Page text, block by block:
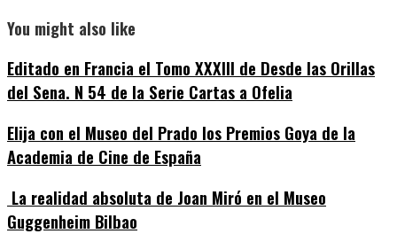
You might also like
Editado en Francia el Tomo XXXIII de Desde las Orillas
del Sena. N 54 de la Serie Cartas a Ofelia
Elija con el Museo del Prado los Premios Goya de la
Academia de Cine de España
La realidad absoluta de Joan Miró en el Museo
Guggenheim Bilbao